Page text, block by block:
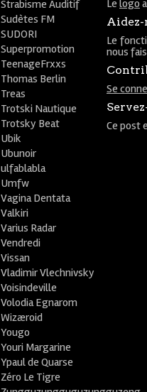
Le logo
Aidez-
Le
nous
Se
Ce post
Strabisme Auditif
Sudètes FM
SUDORI
Superpromotion
TeenageFrxxs
Thomas Berlin
Treas
Trotski Nautique
Trotsky Beat
Ubik
Ubunoir
ulfablabla
Umfw
Vagina Dentata
Valkiri
Varius Radar
Vendredi
Vissan
Vladimir Vlechnivsky
Voisindeville
Volodia Egnarom
Wizæroid
Yougo
Youri Margarine
Ypaul de Quarse
Zéro Le Tigre